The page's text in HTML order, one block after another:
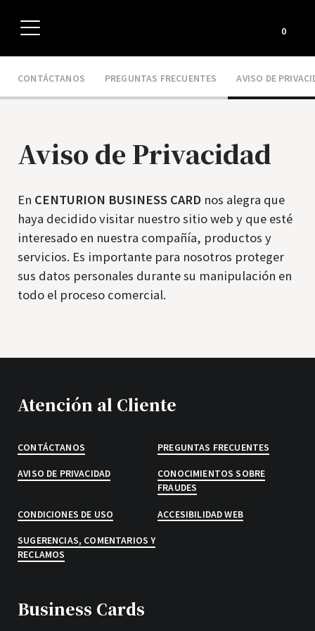
0
Aviso de Privacidad
En CENTURION BUSINESS CARD nos alegra que
haya decidido visitar nuestro sitio web y que esté
interesado en nuestra compañía, productos y
servicios. Es importante para nosotros proteger
sus datos personales durante su manipulación en
todo el proceso comercial.
CONTÁCTANOS PREGUNTAS FRECUENTES AVISO DE
Atención al Cliente
CONTÁCTANOS PREGUNTAS FRECUENTES
AVISO DE PRIVACIDAD
CONOCIMIENTOS SOBRE
FRAUDES
CONDICIONES DE USO ACCESIBILIDAD WEB
SUGERENCIAS, COMENTARIOS Y
RECLAMOS
Business Cards